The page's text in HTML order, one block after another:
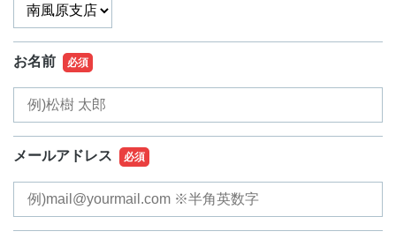
お名前 必須
メールアドレス 必須